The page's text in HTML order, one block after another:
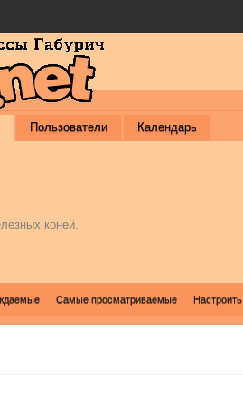
Пользователи Календарь
коней.
Самые просматриваемые Настроить